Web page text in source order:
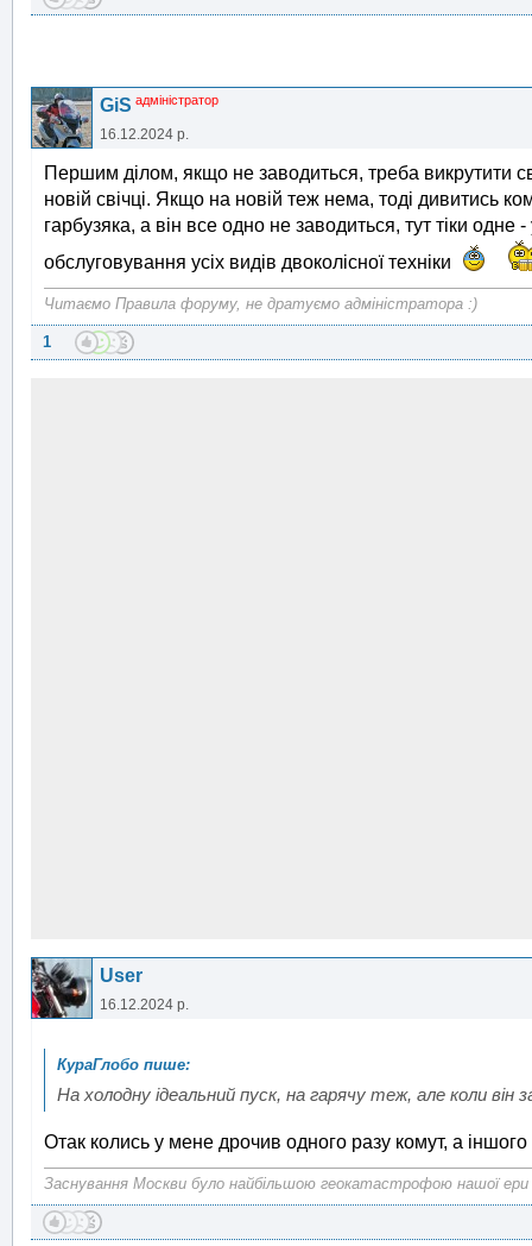
GiS адміністратор
16.12.2024 р.
Першим ділом, якщо не заводиться, треба викрутити
новій свічці. Якщо на новій теж нема, тоді дивитись
гарбузяка, а він все одно не заводиться, тут тіки одне
обслуговування усіх видів двоколісної техніки
Читаємо Правила форуму, не дратуємо адміністратора :)
1
User
16.12.2024 р.
На холодну ідеальний пуск, на гарячу теж, але коли він
Отак колись у мене дрочив одного разу комут, а
Заснування Москви було найбільшою геокатастрофою нашої ери